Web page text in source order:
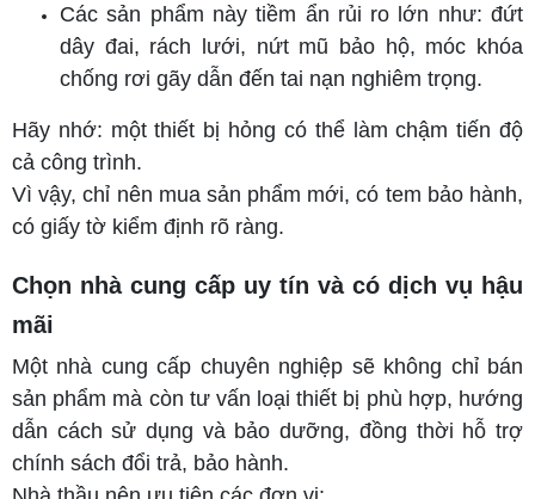
Các sản phẩm này tiềm ẩn rủi ro lớn như: đứt
dây đai, rách lưới, nứt mũ bảo hộ, móc khóa
chống rơi gãy dẫn đến tai nạn nghiêm trọng.
Hãy nhớ: một thiết bị hỏng có thể làm chậm tiến độ
cả công trình.
Vì vậy, chỉ nên mua sản phẩm mới, có tem bảo hành,
có giấy tờ kiểm định rõ ràng.
Chọn nhà cung cấp uy tín và có dịch vụ hậu
mãi
Một nhà cung cấp chuyên nghiệp sẽ không chỉ bán
sản phẩm mà còn tư vấn loại thiết bị phù hợp, hướng
dẫn cách sử dụng và bảo dưỡng, đồng thời hỗ trợ
chính sách đổi trả, bảo hành.